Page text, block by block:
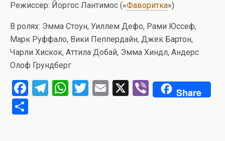
Режиссер: Йоргос Лантимос («Фаворитка»)
В ролях: Эмма Стоун, Уиллем Дефо, Рами Юссеф,
Марк Руффало, Вики Пеппердайн, Джек Бартон,
Чарли Хискок, Аттила Добай, Эмма Хиндл, Андерс
Олоф Грундберг
F
T
W
T
E
X
Vi
Share